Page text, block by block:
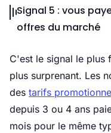
Signal 5 : vous
offres du marché
C'est le signal le plus
plus surprenant. Les
des tarifs
depuis 3 ou 4 ans
mois pour le même